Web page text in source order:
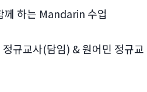
께 하는 Mandarin 수업
규교사(담임) & 원어민 정규교